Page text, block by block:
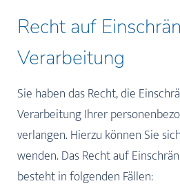
Recht auf
Verarbeitung
Sie haben das Recht, die
Verarbeitung Ihrer
verlangen. Hierzu können Sie
wenden. Das Recht auf
besteht in folgenden Fällen: